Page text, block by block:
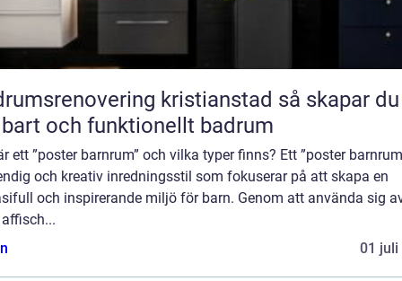
kristianstad så skapar du ett
och funktionellt badrum
ett ”poster barnrum” och vilka typer finns? Ett ”poster
och kreativ inredningsstil som fokuserar på att skapa en
och inspirerande miljö för barn. Genom att använda sig
01 juli